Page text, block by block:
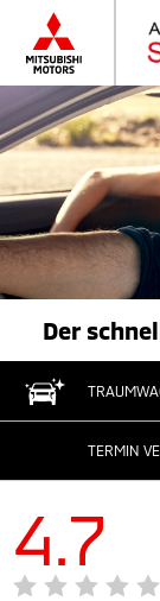
Der
TERMIN
4.7